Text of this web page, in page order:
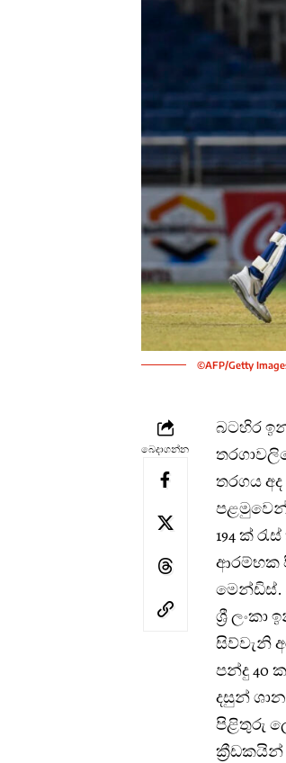
©AFP/Getty
බෙදාගන්න
බටහිර
තරගය
පළමුවෙන්
194 ක්
ආරම්භක
මෙන්ඩිස්.
ශ්‍රී
සිව්වැනි
පන්දු 40
දසුන්
පිළිතුරු
ක්‍රීඩකයින්